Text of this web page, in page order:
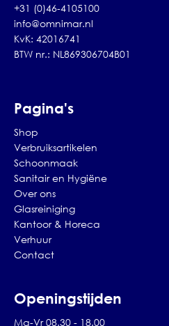
+31 (0)46-4105100
info@omnimar.nl
KvK: 42016741
BTW nr.: NL869306704B01
Pagina's
Shop
Verbruiksartikelen
Schoonmaak
Sanitair en Hygiëne
Over ons
Glasreiniging
Kantoor & Horeca
Verhuur
Contact
Openingstijden
Ma-Vr 08.30 - 18.00